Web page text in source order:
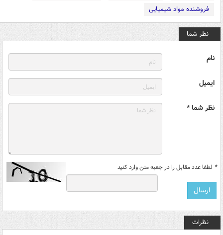
فروشنده مواد شیمیایی
نظر شما
نام
ایمیل
نظر شما *
* لطفا عدد مقابل را در جعبه متن وارد کنید
نظرات